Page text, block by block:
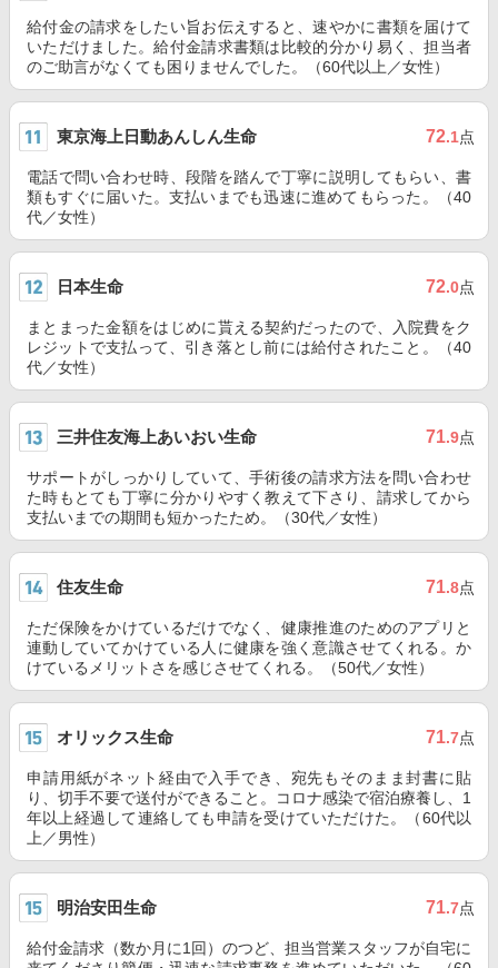
給付金の請求をしたい旨お伝えすると、速やかに書類を届けて
いただけました。給付金請求書類は比較的分かり易く、担当者
のご助言がなくても困りませんでした。（60代以上／女性）
東京海上日動あんしん生命 72.1点
電話で問い合わせ時、段階を踏んで丁寧に説明してもらい、書
類もすぐに届いた。支払いまでも迅速に進めてもらった。（40
代／女性）
日本生命 72.0点
まとまった金額をはじめに貰える契約だったので、入院費をク
レジットで支払って、引き落とし前には給付されたこと。（40
代／女性）
三井住友海上あいおい生命 71.9点
サポートがしっかりしていて、手術後の請求方法を問い合わせ
た時もとても丁寧に分かりやすく教えて下さり、請求してから
支払いまでの期間も短かったため。（30代／女性）
住友生命 71.8点
ただ保険をかけているだけでなく、健康推進のためのアプリと
連動していてかけている人に健康を強く意識させてくれる。か
けているメリットさを感じさせてくれる。（50代／女性）
オリックス生命 71.7点
申請用紙がネット経由で入手でき、宛先もそのまま封書に貼
り、切手不要で送付ができること。コロナ感染で宿泊療養し、1
年以上経過して連絡しても申請を受けていただけた。（60代以
上／男性）
明治安田生命 71.7点
給付金請求（数か月に1回）のつど、担当営業スタッフが自宅に